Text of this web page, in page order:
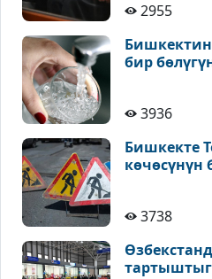
2955
бир
3936
Бишкекте
көчөсүнүн
3738